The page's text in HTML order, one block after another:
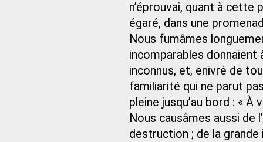
n’éprouvai, quant à cette
égaré, dans une
Nous fumâmes
incomparables donnaient
inconnus, et, enivré de
familiarité qui ne parut
pleine jusqu’au bord : «
Nous causâmes aussi de
destruction ; de la